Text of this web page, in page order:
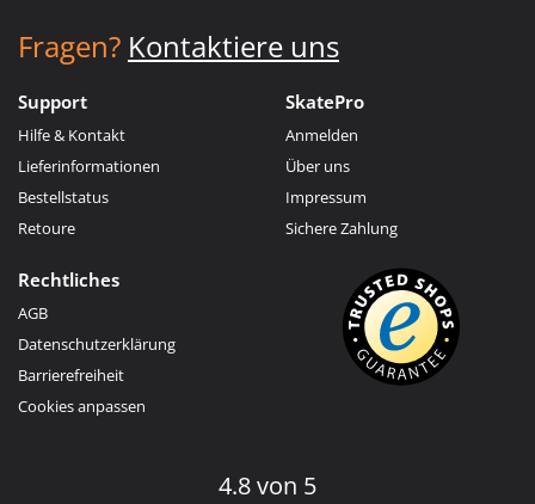
Fragen? Kontaktiere uns
Support
Hilfe & Kontakt
Lieferinformationen
Bestellstatus
Retoure
SkatePro
Anmelden
Über uns
Impressum
Sichere Zahlung
Rechtliches
AGB
Datenschutzerklärung
Barrierefreiheit
Cookies anpassen
4.8 von 5